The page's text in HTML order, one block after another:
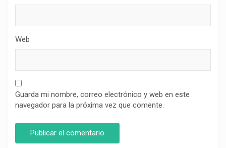
Web
Guarda mi nombre, correo electrónico y web en este
navegador para la próxima vez que comente.